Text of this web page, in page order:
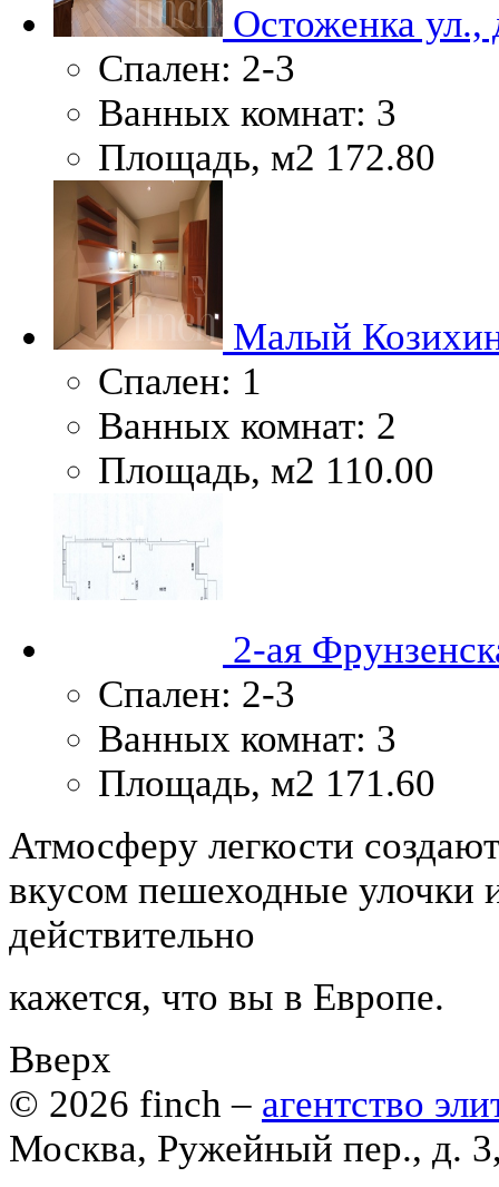
Остоженка ул.,
Спален: 2-3
Ванных комнат: 3
Площадь, м2 172.80
Малый
Спален: 1
Ванных комнат: 2
Площадь, м2 110.00
2-ая
Спален: 2-3
Ванных комнат: 3
Площадь, м2 171.60
Атмосферу легкости
вкусом пешеходные улочки
действительно
кажется, что вы в Европе.
Вверх
© 2026 finch – агентство
Москва, Ружейный пер., д.